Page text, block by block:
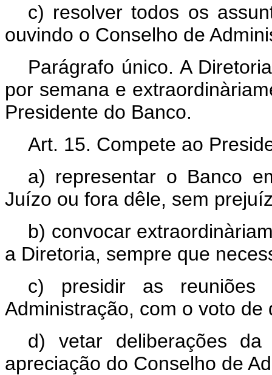
c) resolver todos os
ouvindo o Conselho de
Parágrafo único. A
por semana e
Presidente do Banco.
Art. 15. Compete ao
a) representar o Banco
Juízo ou fora dêle, sem
b) convocar
a Diretoria, sempre que
c) presidir as
Administração, com o voto de
d) vetar deliberações
apreciação do Conselho de